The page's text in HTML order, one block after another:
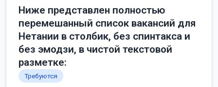
Ниже представлен полностью
перемешанный список вакансий для
Нетании в столбик, без спинтакса и
без эмодзи, в чистой текстовой
разметке:
Требуются